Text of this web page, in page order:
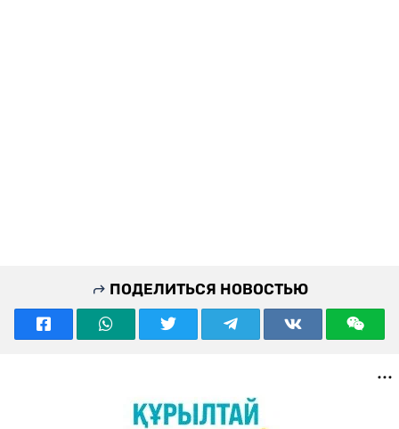
ПОДЕЛИТЬСЯ НОВОСТЬЮ